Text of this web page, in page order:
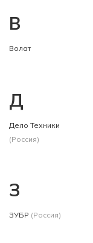
В
Волат
Д
Дело Техники
(Россия)
З
ЗУБР (Россия)